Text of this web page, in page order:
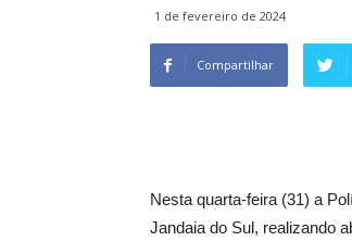
1 de fevereiro de 2024
Compartilhar
Nesta quarta-feira (31) a
Jandaia do Sul, realizando